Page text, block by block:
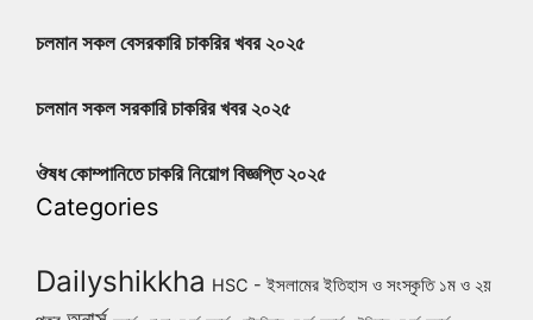
চলমান সকল বেসরকারি চাকরির খবর ২০২৫
চলমান সকল সরকারি চাকরির খবর ২০২৫
ঔষধ কোম্পানিতে চাকরি নিয়োগ বিজ্ঞপ্তি ২০২৫
Categories
Dailyshikkha HSC - ইসলামের ইতিহাস ও সংস্কৃতি ১ম ও ২য়